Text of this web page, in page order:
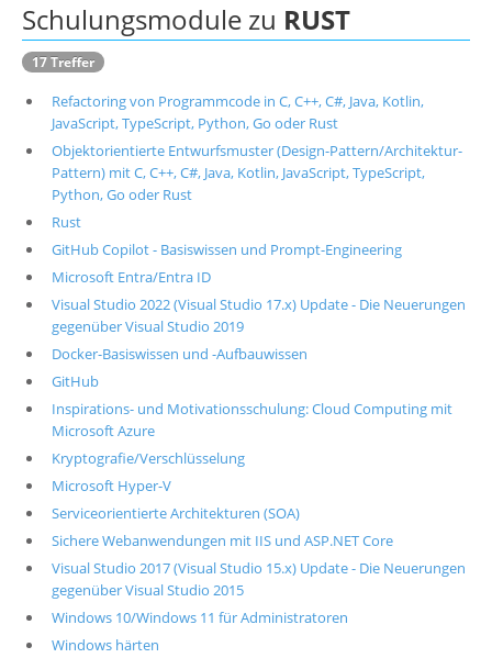
Schulungsmodule zu RUST
17 Treffer
Refactoring von Programmcode in C, C++, C#, Java, Kotlin,
JavaScript, TypeScript, Python, Go oder Rust
Objektorientierte Entwurfsmuster (Design-Pattern/Architektur-
Pattern) mit C, C++, C#, Java, Kotlin, JavaScript, TypeScript,
Python, Go oder Rust
Rust
GitHub Copilot - Basiswissen und Prompt-Engineering
Microsoft Entra/Entra ID
Visual Studio 2022 (Visual Studio 17.x) Update - Die Neuerungen
gegenüber Visual Studio 2019
Docker-Basiswissen und -Aufbauwissen
GitHub
Inspirations- und Motivationsschulung: Cloud Computing mit
Microsoft Azure
Kryptografie/Verschlüsselung
Microsoft Hyper-V
Serviceorientierte Architekturen (SOA)
Sichere Webanwendungen mit IIS und ASP.NET Core
Visual Studio 2017 (Visual Studio 15.x) Update - Die Neuerungen
gegenüber Visual Studio 2015
Windows 10/Windows 11 für Administratoren
Windows härten